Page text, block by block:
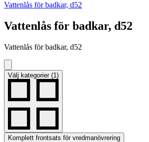
Vattenlås för badkar, d52
Vattenlås för badkar, d52
Vattenlås för badkar, d52
Välj kategorier (1)
Komplett frontsats för vredmanövrering